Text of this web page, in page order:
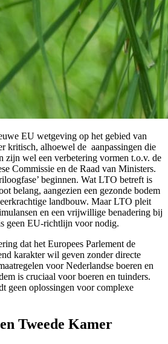
EU wetgeving op het gebied van
kritisch, alhoewel de aanpassingen die
zijn wel een verbetering vormen t.o.v. de
Commissie en de Raad van Ministers.
beginnen. Wat LTO betreft is
belang, aangezien een gezonde bodem
landbouw. Maar LTO pleit
en een vrijwillige benadering bij
geen EU-richtlijn voor nodig.
dat het Europees Parlement de
karakter wil geven zonder directe
voor Nederlandse boeren en
is cruciaal voor boeren en tuinders.
geen oplossingen voor complexe
Tweede Kamer